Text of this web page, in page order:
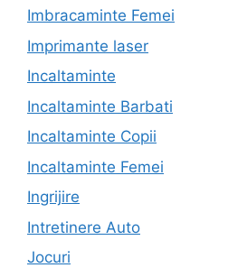
Imbracaminte Femei
Imprimante laser
Incaltaminte
Incaltaminte Barbati
Incaltaminte Copii
Incaltaminte Femei
Ingrijire
Intretinere Auto
Jocuri